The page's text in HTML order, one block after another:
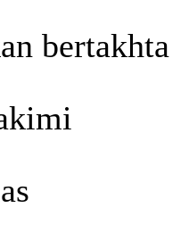
bertakhta